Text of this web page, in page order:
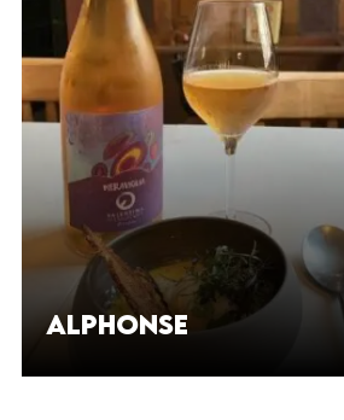
Alphonse